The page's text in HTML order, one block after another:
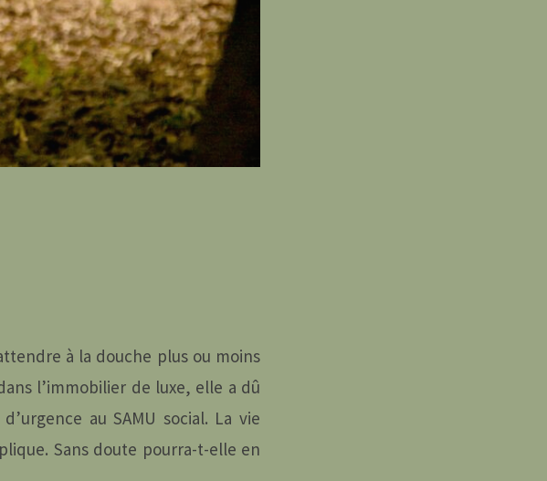
à la douche plus ou moins
l’immobilier de luxe, elle a dû
au SAMU social. La vie
Sans doute pourra-t-elle en